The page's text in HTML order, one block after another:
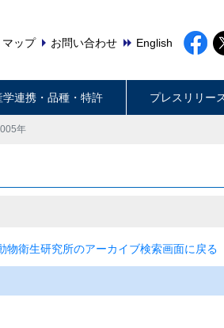
ップ お問い合わせ English
学連携・品種・特許 プレスリリー
年
物衛生研究所のアーカイブ検索画面に戻る